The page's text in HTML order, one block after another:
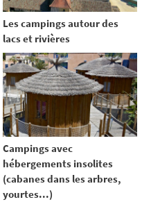
Les campings autour des
lacs et rivières
Campings avec
hébergements insolites
(cabanes dans les arbres,
yourtes...)